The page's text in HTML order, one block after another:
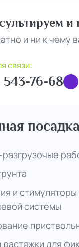
и ни к чему
связи:
543-76-68
посадка
и стимуляторы
системы
растяжки для